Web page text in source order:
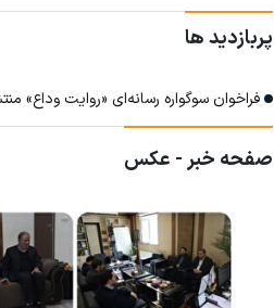
پربازدید ها
فراخوان سوگواره رسانه‌ای «روایت وداع»
صفحه خبر - عکس